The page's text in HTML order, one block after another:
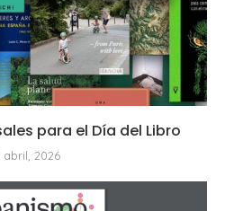
para el Día del Libro
abril, 2026